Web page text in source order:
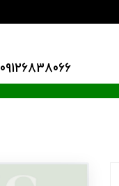
09126838066